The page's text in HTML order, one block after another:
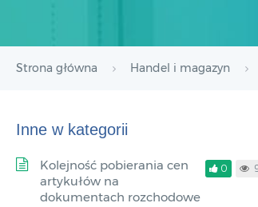
Strona główna Handel i magazyn
Inne w kategorii
Kolejność pobierania cen
artykułów na
dokumentach rozchodowe
0